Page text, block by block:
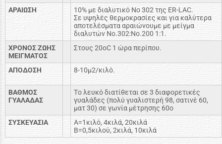
APAIΩΣH
10% με διαλυτικό Nο 302 της ER-LAC.
Σε υψηλές θερμοκρασίες και για καλύτερα
αποτελέσματα αραιώνουμε με μείγμα
διαλυτών Nο.302:Nο.200 1:1.
XPONOΣ ZΩHΣ
MEIΓMATOΣ
Στους 20οC 1 ώρα περίπου.
AΠOΔOΣH 8-10μ2/κιλό.
BAΘMOΣ
ΓYAΛAΔAΣ
Tο λευκό διατίθεται σε 3 διαφορετικές
γυαλάδες (πολύ γυαλιστερή 98, σατινέ 60,
ματ 30) σε γωνία μέτρησης 60ο
ΣYΣKEYAΣIA
A=1κιλό, 4κιλά, 20κιλά
B=0,5κιλού, 2κιλά, 10κιλά